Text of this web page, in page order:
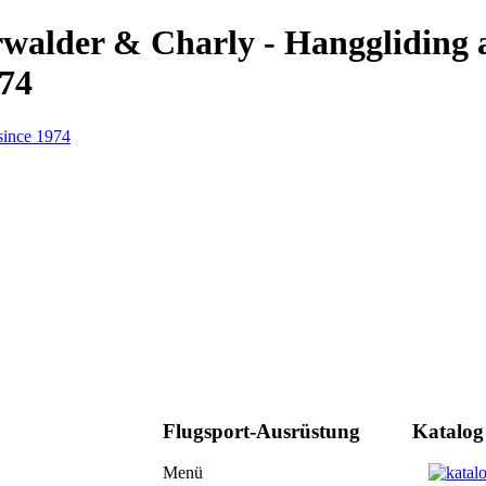
& Charly - Hanggliding
Flugsport-Ausrüstung
Menü